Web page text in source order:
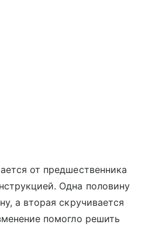
от предшественника
Одна половину
а вторая скручивается
помогло решить